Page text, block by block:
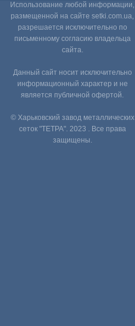
Использование любой информации,
размещенной на сайте setki.com.ua,
разрешается исключительно по
письменному согласию владельца
сайта.
Данный сайт носит исключительно
информационный характер и не
является публичной офертой.
© Харьковский завод металлических
сеток "ТЕТРА". 2023 . Все права
защищены.